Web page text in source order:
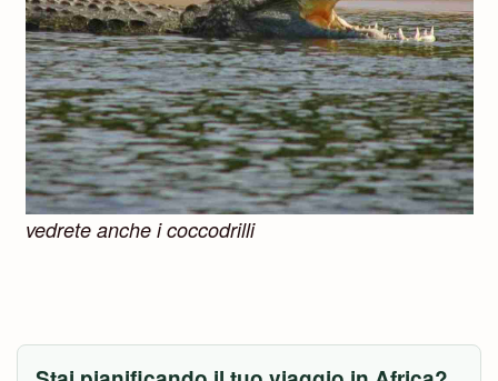
vedrete anche i coccodrilli